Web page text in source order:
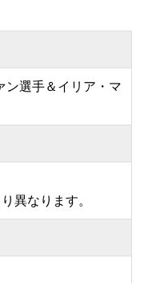
ン選手＆イリア・マ
異なります。